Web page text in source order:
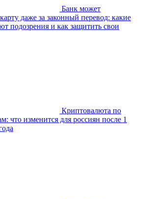
Банк может
даже за законный перевод: какие
подозрения и как защитить свои
Криптовалюта по
что изменится для россиян после 1